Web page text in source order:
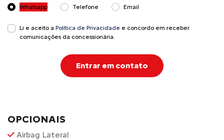
Whatsapp Telefone Email
Li e aceito a Política de Privacidade e concordo em receber
comunicações da concessionária.
Entrar em contato
OPCIONAIS
Airbag Lateral